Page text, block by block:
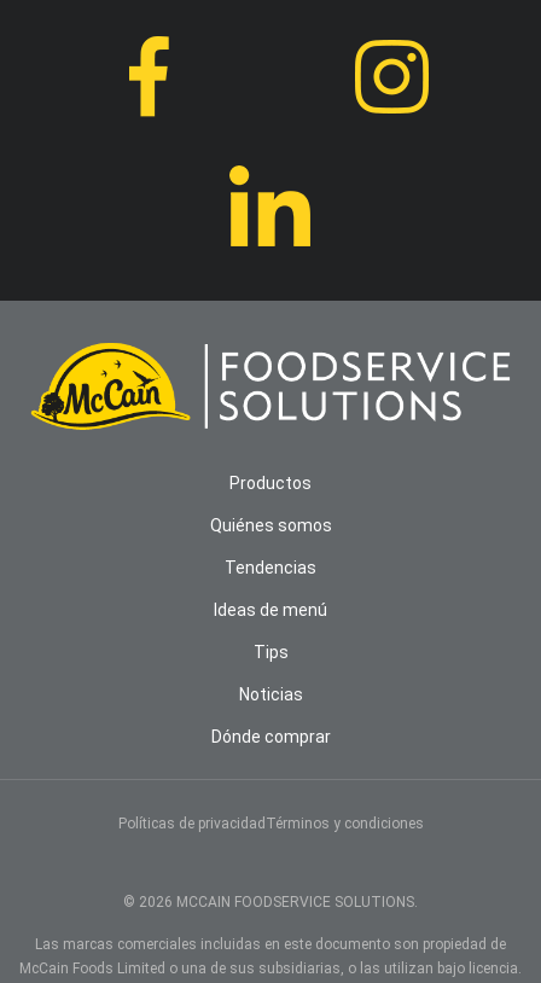
Productos
Quiénes somos
Tendencias
Ideas de menú
Tips
Noticias
Dónde comprar
Políticas de privacidad Términos y condiciones
© 2026 MCCAIN FOODSERVICE SOLUTIONS.
Las marcas comerciales incluidas en este documento son propiedad de
McCain Foods Limited o una de sus subsidiarias, o las utilizan bajo licencia.
mejor experiencia en línea. Al continuar utilizando
Global para saber más sobre las cookies y otras
tecnologías y la manera de administrarlas.
Sí, estoy de acuerdo